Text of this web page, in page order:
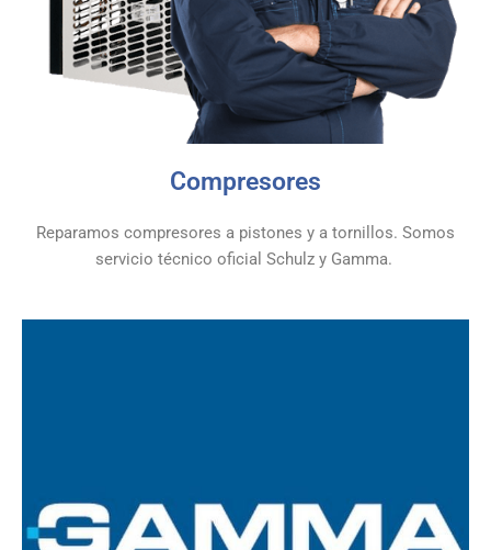
Compresores
Reparamos compresores a pistones y a tornillos. Somos
servicio técnico oficial Schulz y Gamma. ​